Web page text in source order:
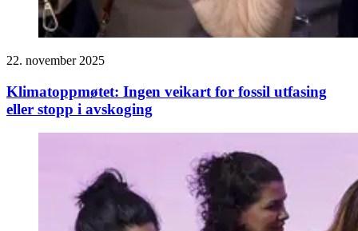
22. november 2025
Klimatoppmøtet: Ingen veikart for fossil utfasing
eller stopp i avskoging